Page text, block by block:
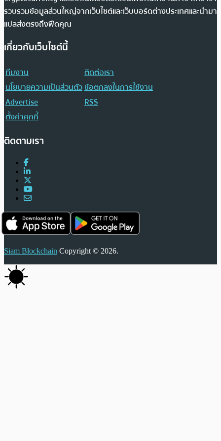
รวบรวมข้อมูลส่วนใหญ่จากเว็บไซต์และเว็บบอร์ดต่างประเทศและนำมา
แปลส่งตรงถึงฟีดคุณ
เกี่ยวกับเว็บไซต์นี้
ทีมงาน
ติดต่อเรา
นโยบายความเป็นส่วนตัวข้อตกลงในการใช้งาน
Advertise
RSS
ตั้งค่าคุกกี้
ติดตามเรา
Siam Blockchain Copyright © 2026.